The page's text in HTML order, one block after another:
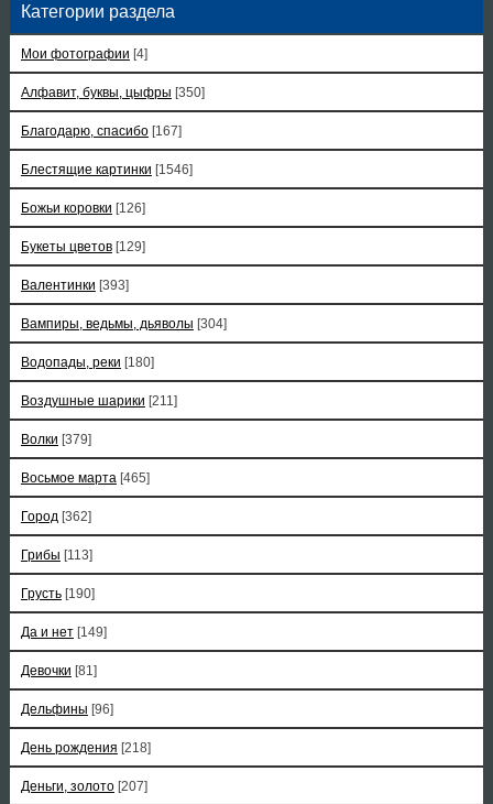
Категории раздела
Мои фотографии [4]
Алфавит, буквы, цыфры [350]
Благодарю, спасибо [167]
Блестящие картинки [1546]
Божьи коровки [126]
Букеты цветов [129]
Валентинки [393]
Вампиры, ведьмы, дьяволы [304]
Водопады, реки [180]
Воздушные шарики [211]
Волки [379]
Восьмое марта [465]
Город [362]
Грибы [113]
Грусть [190]
Да и нет [149]
Девочки [81]
Дельфины [96]
День рождения [218]
Деньги, золото [207]